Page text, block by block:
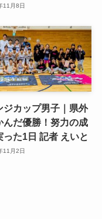
11月8日
ジカップ男子｜県外
んだ優勝！努力の成
った1日 記者 えいと
11月2日